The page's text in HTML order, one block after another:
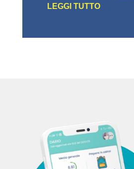
LEGGI TUTTO